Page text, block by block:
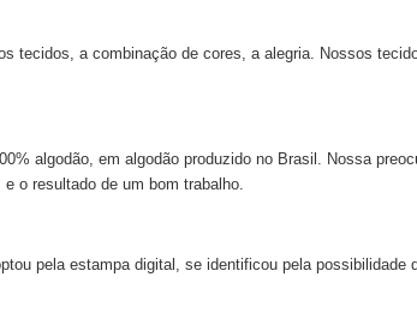
tecidos, a combinação de cores, a alegria. Nossos
algodão, em algodão produzido no Brasil. Nossa
o resultado de um bom trabalho.
pela estampa digital, se identificou pela